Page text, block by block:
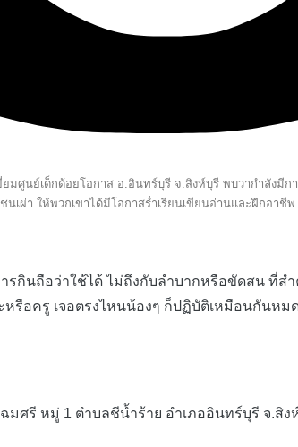
ศูนย์เด็กด้อยโอกาส อ.อินทร์บุรี จ.สิงห์บุรี พบว่ากำลังมี
เผ่า ให้พวกเขาได้มีโอกาสร่ำเรียนเขียนอ่านและฝึกอาชีพ
ถือว่าใช้ได้ ไม่ถึงกับลำบากหรือขัดสน ที่สำ
อครู เจอตรงไหนน้องๆ ก็ปฏิบัติเหมือนกันหม
หมู่ 1 ตำบลชีน้ำร้าย อำเภออินทร์บุรี จ.สิง